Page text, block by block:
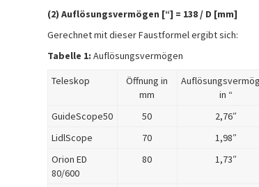
(2) Auflösungsvermögen [“] = 138 / D [mm]
Gerechnet mit dieser Faustformel ergibt sich:
Tabelle 1: Auflösungsvermögen
Teleskop
Öffnung in
mm
in “
GuideScope50
50
2,76″
LidlScope
70
1,98″
Orion ED
80/600
80 1,73″